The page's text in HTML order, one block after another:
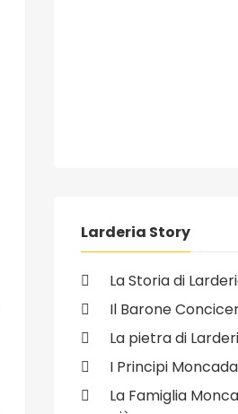
Larderia Story
La Storia di
Il Barone
La pietra di
I Principi Moncada
La Famiglia